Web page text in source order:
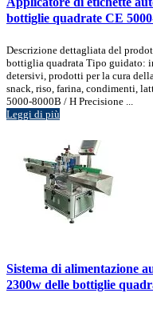
bottiglie quadrate CE
Descrizione dettagliata del
bottiglia quadrata Tipo guidato:
detersivi, prodotti per la cura
snack, riso, farina, condimenti,
5000-8000B / H Precisione ...
Leggi di più
Sistema di alimentazione
2300w delle bottiglie